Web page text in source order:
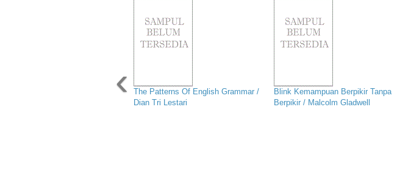
The Patterns Of English Grammar /
Dian Tri Lestari
Blink Kemampuan Berpikir Tanpa
Berpikir / Malcolm Gladwell
‹